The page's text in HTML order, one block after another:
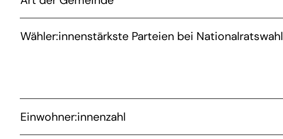
Wähler:innenstärkste Parteien bei Nationalratswahl
Einwohner:innenzahl